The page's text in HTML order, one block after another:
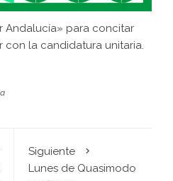
Andalucía» para concitar
la candidatura unitaria.
Siguiente
Lunes de Quasimodo